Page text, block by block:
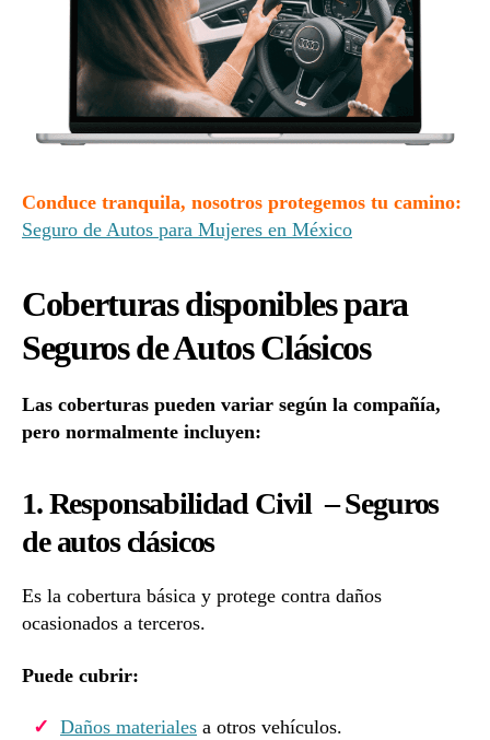
Conduce tranquila, nosotros protegemos tu camino:
Seguro de Autos para Mujeres en México
Coberturas disponibles para
Seguros de Autos Clásicos
Las coberturas pueden variar según la compañía,
pero normalmente incluyen:
1. Responsabilidad Civil – Seguros
de autos clásicos
Es la cobertura básica y protege contra daños
ocasionados a terceros.
Puede cubrir:
Daños materiales a otros vehículos.